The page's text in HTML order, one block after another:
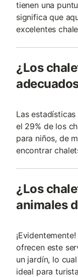
tienen una
significa que
excelentes
¿Los
Las
el 29% de los
para niños, de
encontrar
¿Los
animales
ofrecen este
un jardín, lo
ideal para